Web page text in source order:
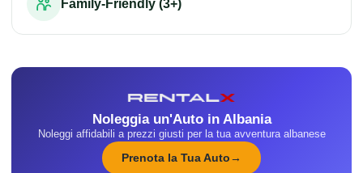
Family-Friendly (3+)
Noleggia un'Auto in Albania
Noleggi affidabili a prezzi giusti per la tua avventura albanese
Prenota la Tua Auto